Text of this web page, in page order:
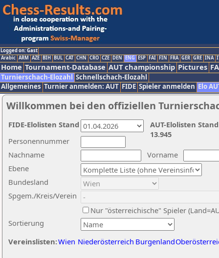
Logged on: Gast
Arabic ARM AZE BIH BUL CAT CHN CRO CZE DEN ENG ESP FAI FIN FRA GER GRE INA
Home Tournament-Database AUT championship Pictures
Turnierschach-Elozahl Schnellschach-Elozahl
Allgemeines Turnier anmelden: AUT FIDE Spieler anmelden Elo
Willkommen bei den offiziellen
Nachname
Vorname
Ebene
Sortierung
Personennummer
Bundesland
Spgem./Kreis/Verein
Nur "österreichische" Spieler
Vereinslisten:Wien Niederösterreich Burgenland
AUT-Elolisten
13.945
FIDE-Elolisten Stand